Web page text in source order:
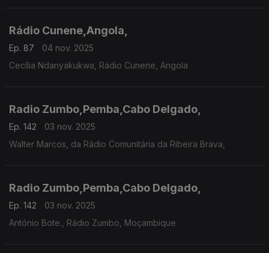
Rádio Cunene,Angola,
Ep. 87
04 nov. 2025
Cecília Ndanyakukwa, Rádio Cunene, Angola
Radio Zumbo,Pemba,Cabo Delgado,
Ep. 142
03 nov. 2025
Walter Marcos, da Rádio Comunitária da Ribeira Brava,
Radio Zumbo,Pemba,Cabo Delgado,
Ep. 142
03 nov. 2025
António Bote., Rádio Zumbo, Moçambique